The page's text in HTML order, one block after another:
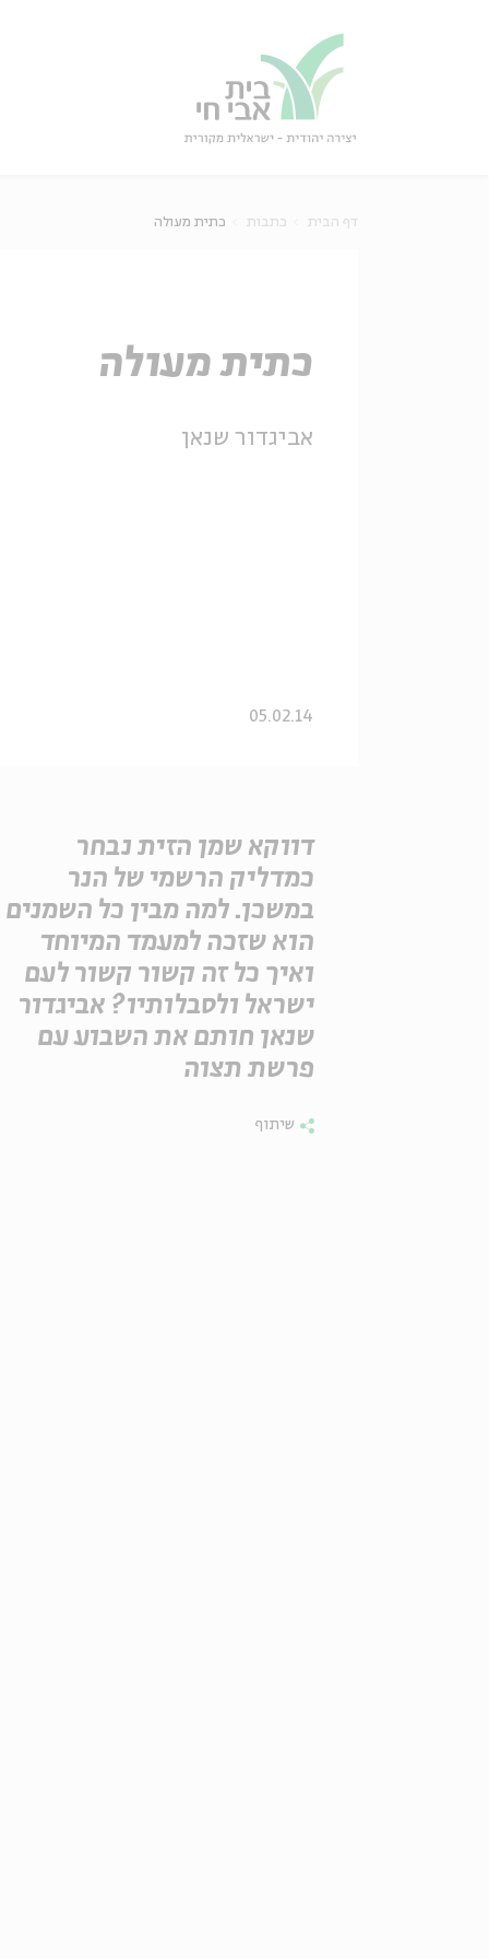
דף הבית כתבות כתית מעולה
כתית מעולה
אביגדור שנאן
05.02.14
דווקא שמן הזית נבחר
כמדליק הרשמי של הנר
במשכן. למה מבין כל השמנים
הוא שזכה למעמד המיוחד
ואיך כל זה קשור קשור לעם
ישראל ולסבלותיו? אביגדור
שנאן חותם את השבוע עם
פרשת תצוה
שיתוף